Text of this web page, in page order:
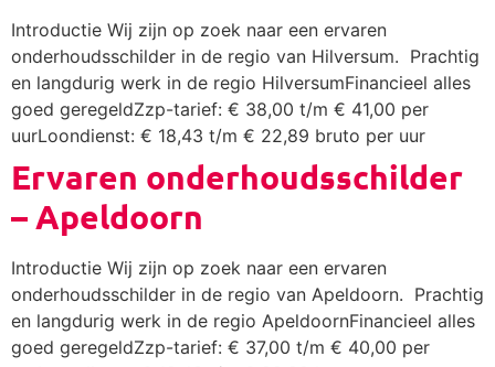
Introductie Wij zijn op zoek naar een ervaren
onderhoudsschilder in de regio van Hilversum. Prachtig
en langdurig werk in de regio HilversumFinancieel alles
goed geregeldZzp-tarief: € 38,00 t/m € 41,00 per
uurLoondienst: € 18,43 t/m € 22,89 bruto per uur
Ervaren onderhoudsschilder
– Apeldoorn
Introductie Wij zijn op zoek naar een ervaren
onderhoudsschilder in de regio van Apeldoorn. Prachtig
en langdurig werk in de regio ApeldoornFinancieel alles
goed geregeldZzp-tarief: € 37,00 t/m € 40,00 per